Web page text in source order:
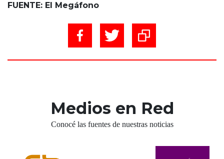
FUENTE: El Megáfono
Medios en Red
Conocé las fuentes de nuestras noticias